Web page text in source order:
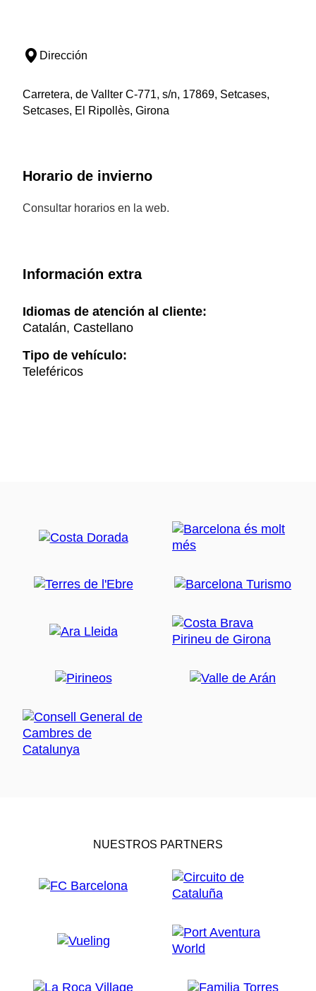
Dirección
Carretera, de Vallter C-771, s/n, 17869, Setcases,
Setcases, El Ripollès, Girona
Horario de invierno
Consultar horarios en la web.
Información extra
Idiomas de atención al cliente:
Catalán, Castellano
Tipo de vehículo:
Teleféricos
NUESTROS PARTNERS